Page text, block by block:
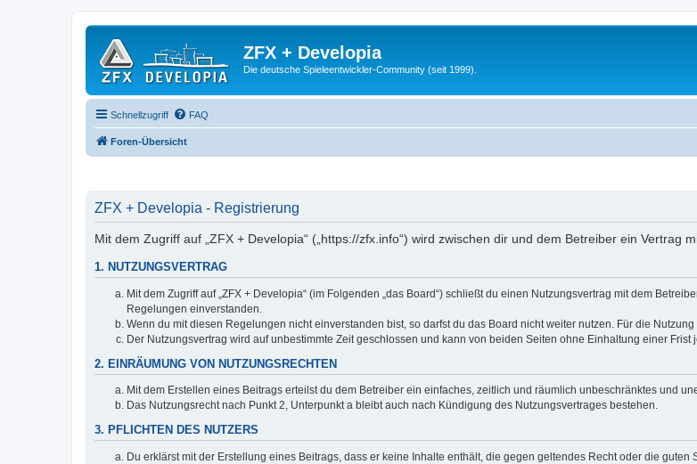
ZFX + Developia
Die deutsche Spieleentwickler-Community (seit 1999).
Schnellzugriff FAQ
Foren-Übersicht
ZFX + Developia - Registrierung
Mit dem Zugriff auf „ZFX + Developia“ („https://zfx.info“) wird zwischen dir und dem Betreiber ein Vertrag
1. NUTZUNGSVERTRAG
Mit dem Zugriff auf „ZFX + Developia“ (im Folgenden „das Board“) schließt du einen Nutzungsvertrag mit dem
Regelungen einverstanden.
Wenn du mit diesen Regelungen nicht einverstanden bist, so darfst du das Board nicht weiter nutzen. Für die
Der Nutzungsvertrag wird auf unbestimmte Zeit geschlossen und kann von beiden Seiten ohne Einhaltung einer Frist
2. EINRÄUMUNG VON NUTZUNGSRECHTEN
Mit dem Erstellen eines Beitrags erteilst du dem Betreiber ein einfaches, zeitlich und räumlich unbeschränktes und
Das Nutzungsrecht nach Punkt 2, Unterpunkt a bleibt auch nach Kündigung des Nutzungsvertrages bestehen.
3. PFLICHTEN DES NUTZERS
Du erklärst mit der Erstellung eines Beitrags, dass er keine Inhalte enthält, die gegen geltendes Recht oder die